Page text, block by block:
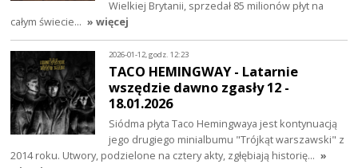
Wielkiej Brytanii, sprzedał 85 milionów płyt na
całym świecie… » więcej
2026-01-12, godz. 12:23
TACO HEMINGWAY - Latarnie
wszędzie dawno zgasły 12 -
18.01.2026
Siódma płyta Taco Hemingwaya jest kontynuacją
jego drugiego minialbumu "Trójkąt warszawski" z
2014 roku. Utwory, podzielone na cztery akty, zgłębiają historię… »